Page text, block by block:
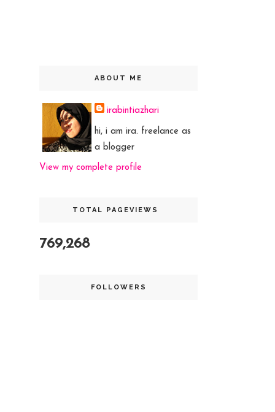
ABOUT ME
irabintiazhari
hi, i am ira. freelance as
a blogger
View my complete profile
TOTAL PAGEVIEWS
769,268
FOLLOWERS